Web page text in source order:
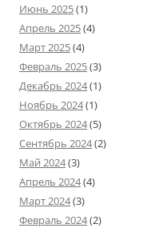
Июнь 2025(1)
Апрель 2025(4)
Март 2025(4)
Февраль 2025(3)
Декабрь 2024(1)
Ноябрь 2024(1)
Октябрь 2024(5)
Сентябрь 2024(2)
Май 2024(3)
Апрель 2024(4)
Март 2024(3)
Февраль 2024(2)